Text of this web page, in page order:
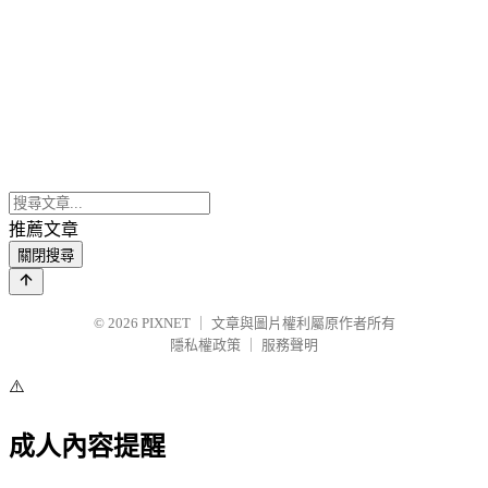
推薦文章
關閉搜尋
© 2026 PIXNET
文章與圖片權利屬原作者所有
隱私權政策
服務聲明
⚠️
成人內容提醒